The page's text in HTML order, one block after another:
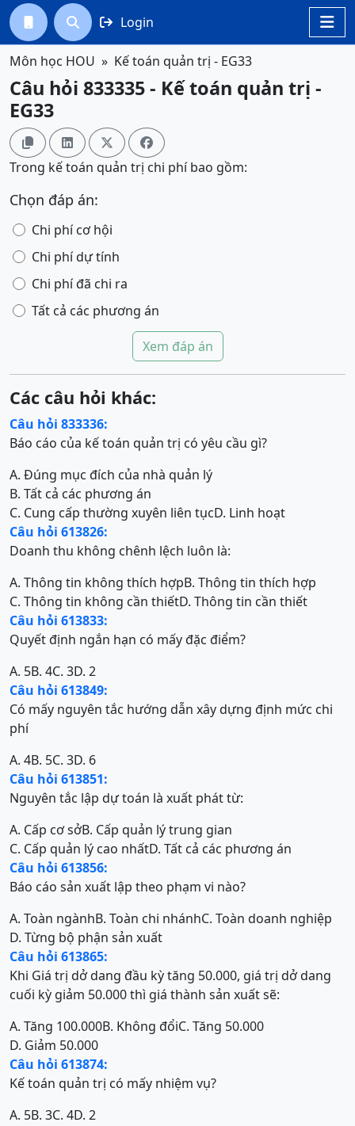

  Login
Môn học HOU Kế toán quản trị - EG33
Câu hỏi 833335 - Kế toán quản trị -
EG33
   
Trong kế toán quản trị chi phí bao gồm:
Chọn đáp án:
Chi phí cơ hội
Chi phí dự tính
Chi phí đã chi ra
Tất cả các phương án
Xem đáp án
Các câu hỏi khác:
Câu hỏi 833336:
Báo cáo của kế toán quản trị có yêu cầu gì?
A. Đúng mục đích của nhà quản lý
B. Tất cả các phương án
C. Cung cấp thường xuyên liên tụcD. Linh hoạt
Câu hỏi 613826:
Doanh thu không chênh lệch luôn là:
A. Thông tin không thích hợpB. Thông tin thích hợp
C. Thông tin không cần thiếtD. Thông tin cần thiết
Câu hỏi 613833:
Quyết định ngắn hạn có mấy đặc điểm?
A. 5B. 4C. 3D. 2
Câu hỏi 613849:
Có mấy nguyên tắc hướng dẫn xây dựng định mức chi
phí
A. 4B. 5C. 3D. 6
Câu hỏi 613851:
Nguyên tắc lập dự toán là xuất phát từ:
A. Cấp cơ sởB. Cấp quản lý trung gian
C. Cấp quản lý cao nhấtD. Tất cả các phương án
Câu hỏi 613856:
Báo cáo sản xuất lập theo phạm vi nào?
A. Toàn ngànhB. Toàn chi nhánhC. Toàn doanh nghiệp
D. Từng bộ phận sản xuất
Câu hỏi 613865:
Khi Giá trị dở dang đầu kỳ tăng 50.000, giá trị dở dang
cuối kỳ giảm 50.000 thì giá thành sản xuất sẽ:
A. Tăng 100.000B. Không đổiC. Tăng 50.000
D. Giảm 50.000
Câu hỏi 613874:
Kế toán quản trị có mấy nhiệm vụ?
A. 5B. 3C. 4D. 2